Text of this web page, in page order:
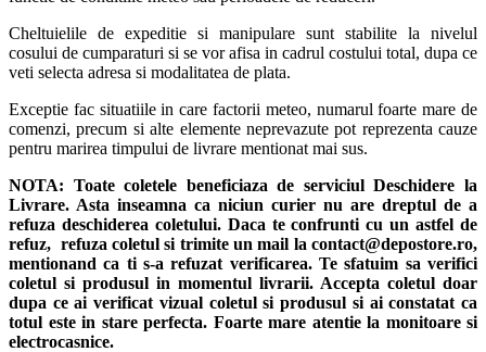
Cheltuielile de expeditie si manipulare sunt stabilite la nivelul
cosului de cumparaturi si se vor afisa in cadrul costului total, dupa ce
veti selecta adresa si modalitatea de plata.
Exceptie fac situatiile in care factorii meteo, numarul foarte mare de
comenzi, precum si alte elemente neprevazute pot reprezenta cauze
pentru marirea timpului de livrare mentionat mai sus.
NOTA: Toate coletele beneficiaza de serviciul Deschidere la
Livrare. Asta inseamna ca niciun curier nu are dreptul de a
refuza deschiderea coletului. Daca te confrunti cu un astfel de
refuz, refuza coletul si trimite un mail la contact@depostore.ro,
mentionand ca ti s-a refuzat verificarea. Te sfatuim sa verifici
coletul si produsul in momentul livrarii. Accepta coletul doar
dupa ce ai verificat vizual coletul si produsul si ai constatat ca
totul este in stare perfecta. Foarte mare atentie la monitoare si
electrocasnice.